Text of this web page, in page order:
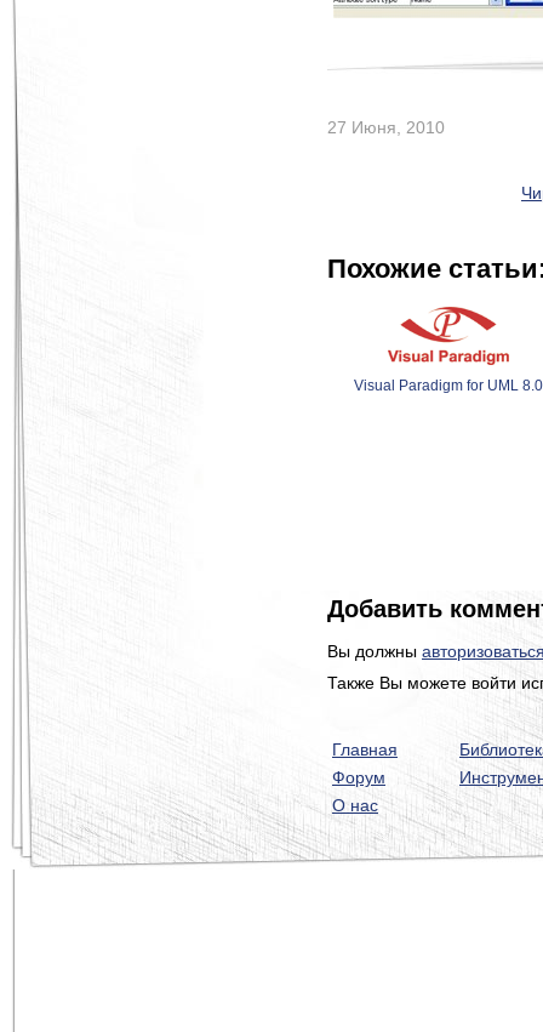
27 Июня, 2010
Похожие
Visual Paradigm for UML 8.0
Добавить
Вы должны
Также Вы можете войти
Главная
Форум
О нас